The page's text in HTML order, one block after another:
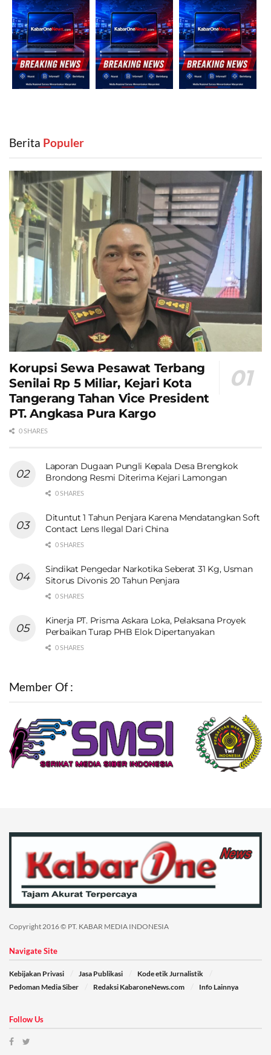
Berita ‎ Populer
Korupsi Sewa Pesawat Terbang
Senilai Rp 5 Miliar, Kejari Kota
Tangerang Tahan Vice President
PT. Angkasa Pura Kargo
0 SHARES
Laporan Dugaan Pungli Kepala Desa Brengkok
Brondong Resmi Diterima Kejari Lamongan
0 SHARES
Dituntut 1 Tahun Penjara Karena Mendatangkan Soft
Contact Lens Ilegal Dari China
0 SHARES
Sindikat Pengedar Narkotika Seberat 31 Kg, Usman
Sitorus Divonis 20 Tahun Penjara
0 SHARES
Kinerja PT. Prisma Askara Loka, Pelaksana Proyek
Perbaikan Turap PHB Elok Dipertanyakan
0 SHARES
Member Of :
Copyright 2016 © PT. KABAR MEDIA INDONESIA
Navigate Site
Kebijakan Privasi Jasa Publikasi
Kode etik Jurnalistik
Pedoman Media Siber
Redaksi KabaroneNews.com Info Lainnya
Follow Us